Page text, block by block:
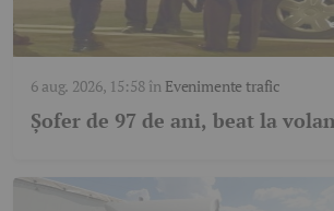
6 aug. 2026, 15:58în Evenimente trafic
Șofer de 97 de ani, beat la